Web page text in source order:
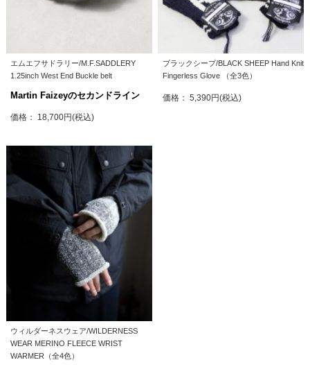
エムエフサドラリー/M.F.SADDLERY
1.25inch West End Buckle belt
Martin Faizeyのセカンドライン
価格： 18,700円(税込)
ブラックシープ/BLACK SHEEP Hand Knit
Fingerless Glove （全3色）
価格： 5,390円(税込)
ウィルダーネスウェア/WILDERNESS
WEAR MERINO FLEECE WRIST
WARMER（全4色）